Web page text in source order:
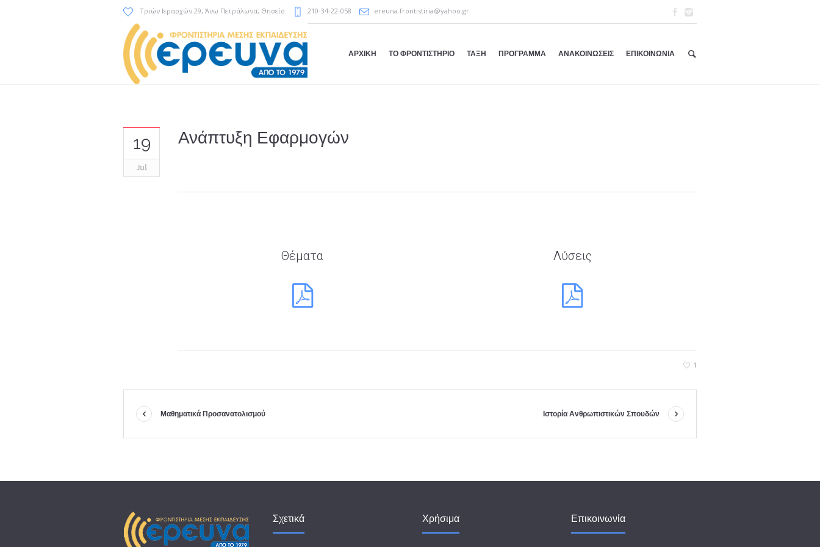
Τριών Ιεραρχών 29, Άνω Πετράλωνα, Θησείο 210-34-22-058 ereuna.frontistiria@yahoo.gr
ΑΡΧΙΚΗ ΤΟ ΦΡΟΝΤΙΣΤΗΡΙΟ ΤΑΞΗ ΠΡΟΓΡΑΜΜΑ ΑΝΑΚΟΙΝΩΣΕΙΣ ΕΠΙΚΟΙΝΩΝΙΑ
19
Jul
Ανάπτυξη Εφαρμογών
Θέματα Λύσεις
1
Μαθηματικά Προσανατολισμού Ιστορία Ανθρωπιστικών Σπουδών
Σχετικά Χρήσιμα Επικοινωνία